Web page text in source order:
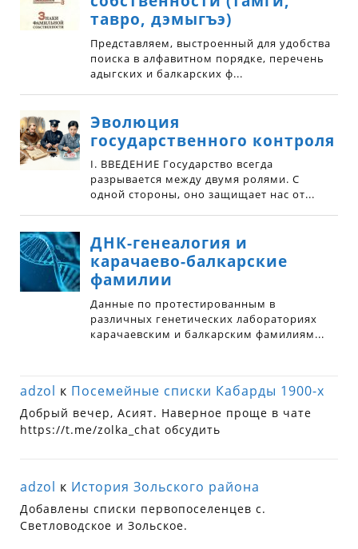
adzol к Посемейные списки Кабарды 1900-х
Добрый вечер, Асият. Наверное проще в чате
https://t.me/zolka_chat обсудить
adzol к История Зольского района
Добавлены списки первопоселенцев с.
Светловодское и Зольское.